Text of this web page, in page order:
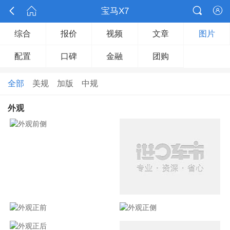
  宝马X7 

综合 报价 视频 文章 图片
配置 口碑 金融 团购
全部 美规 加版 中规
外观